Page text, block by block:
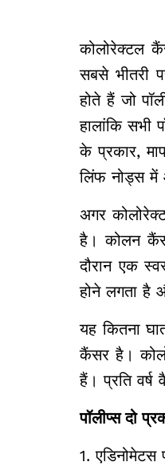
कोलोरेक्टल
सबसे भीतरी
होते हैं जो
हालांकि सभी
के प्रकार,
लिंफ नोड्स में
अगर
है। कोलन
दौरान एक
होने लगता है
यह कितना
कैंसर है।
हैं। प्रति
पॉलीप्स दो
1. एडिनोमेटस